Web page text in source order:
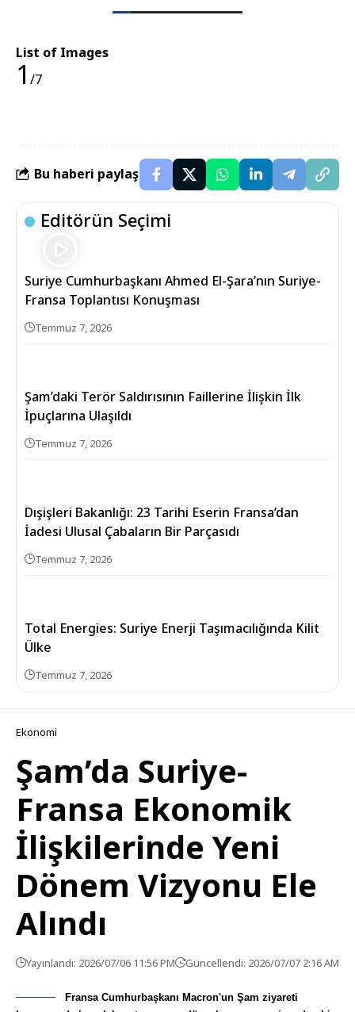
List of Images
1 /7
Bu haberi paylaş
Editörün Seçimi
Suriye Cumhurbaşkanı Ahmed El-Şara’nın Suriye-
Fransa Toplantısı Konuşması
Temmuz 7, 2026
Şam’daki Terör Saldırısının Faillerine İlişkin İlk
İpuçlarına Ulaşıldı
Temmuz 7, 2026
Dışişleri Bakanlığı: 23 Tarihi Eserin Fransa’dan
İadesi Ulusal Çabaların Bir Parçasıdı
Temmuz 7, 2026
Total Energies: Suriye Enerji Taşımacılığında Kilit
Ülke
Temmuz 7, 2026
Ekonomi
Şam’da Suriye-
Fransa Ekonomik
İlişkilerinde Yeni
Dönem Vizyonu Ele
Alındı
Yayınlandı: 2026/07/06 11:56 PM Güncellendi: 2026/07/07 2:16 AM
Fransa Cumhurbaşkanı Macron'un Şam ziyareti